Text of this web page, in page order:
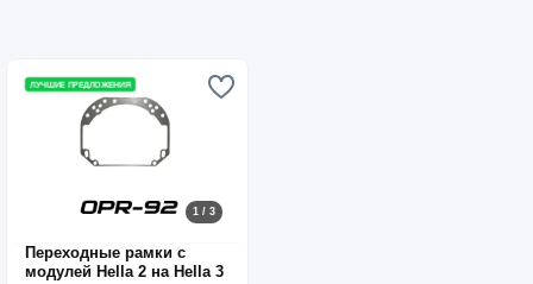
ЛУЧШИЕ ПРЕДЛОЖЕНИЯ
1 / 3
Переходные рамки с
модулей Hella 2 на Hella 3